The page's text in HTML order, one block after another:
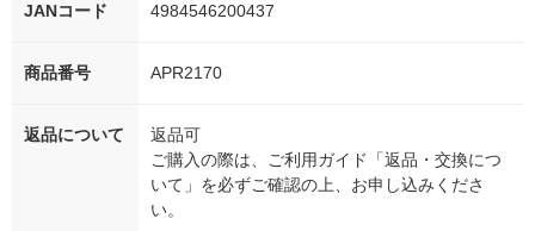
JANコード 4984546200437
商品番号 APR2170
返品について
返品可
ご購入の際は、ご利用ガイド「返品・交換につ
いて」を必ずご確認の上、お申し込みくださ
い。